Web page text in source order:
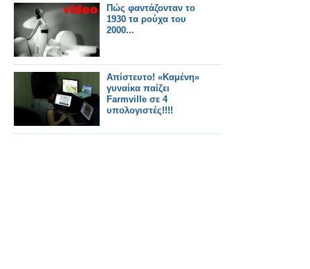
Πώς φαντάζονταν το
1930 τα ρούχα του
2000...
Απίστευτο! «Καμένη»
γυναίκα παίζει
Farmville σε 4
υπολογιστές!!!!